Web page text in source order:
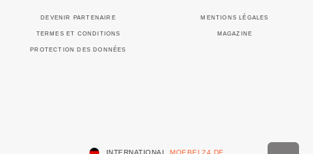
DEVENIR PARTENAIRE
TERMES ET CONDITIONS
PROTECTION DES DONNÉES
MENTIONS LÉGALES
MAGAZINE